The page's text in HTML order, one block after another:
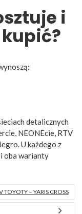
i
detalicznych
NEONEcie, RTV
U każdego z
oba warianty
– YARIS CROSS